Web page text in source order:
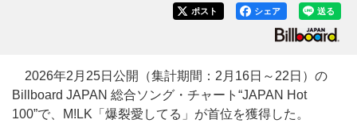
送る
シェア
ポスト
2026年2月25日公開（集計期間：2月16日～22日）の
Billboard JAPAN 総合ソング・チャート“JAPAN Hot
100”で、M!LK「爆裂愛してる」が首位を獲得した。